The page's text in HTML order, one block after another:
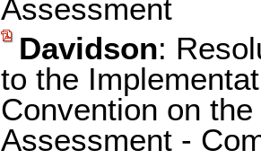
Assessment
Davidson:
to the
Convention on
Assessment -